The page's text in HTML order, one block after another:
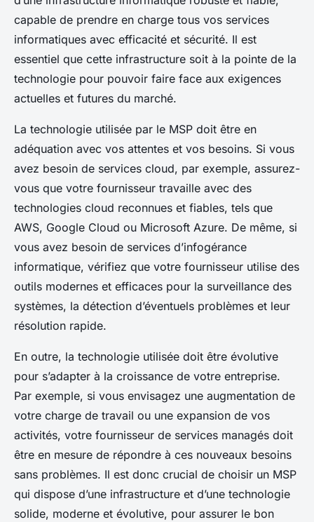
capable de prendre en charge tous vos services
informatiques avec efficacité et sécurité. Il est
essentiel que cette infrastructure soit à la pointe de la
technologie pour pouvoir faire face aux exigences
actuelles et futures du marché.
La technologie utilisée par le MSP doit être en
adéquation avec vos attentes et vos besoins. Si vous
avez besoin de services cloud, par exemple, assurez-
vous que votre fournisseur travaille avec des
technologies cloud reconnues et fiables, tels que
AWS, Google Cloud ou Microsoft Azure. De même, si
vous avez besoin de services d’infogérance
informatique, vérifiez que votre fournisseur utilise des
outils modernes et efficaces pour la surveillance des
systèmes, la détection d’éventuels problèmes et leur
résolution rapide.
En outre, la technologie utilisée doit être évolutive
pour s’adapter à la croissance de votre entreprise.
Par exemple, si vous envisagez une augmentation de
votre charge de travail ou une expansion de vos
activités, votre fournisseur de services managés doit
être en mesure de répondre à ces nouveaux besoins
sans problèmes. Il est donc crucial de choisir un MSP
qui dispose d’une infrastructure et d’une technologie
solide, moderne et évolutive, pour assurer le bon